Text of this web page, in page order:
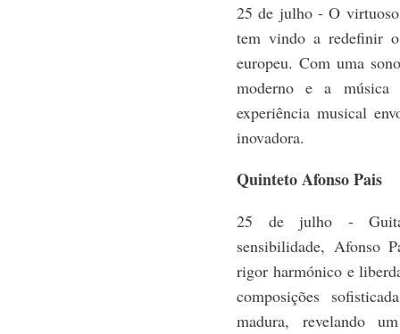
25 de julho - O
tem vindo a redefinir
europeu. Com uma
moderno e a
experiência musical
inovadora.
Quinteto Afonso Pais
25 de julho -
sensibilidade, Afonso
rigor harmónico e
composições
madura, revelando